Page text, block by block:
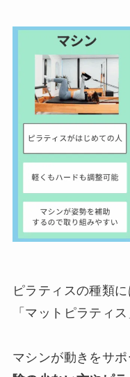
ピラティスの種類
「マットピラティ
マシンが動きをサポ